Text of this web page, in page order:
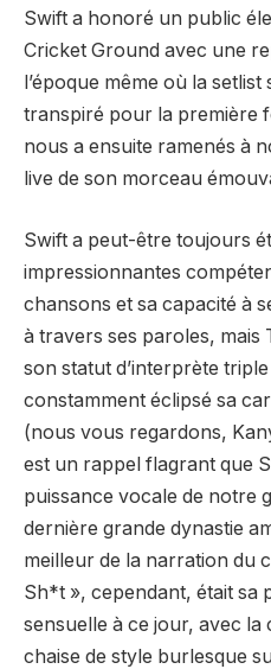
Swift a honoré un public
Cricket Ground avec une
l’époque même où la
transpiré pour la première
nous a ensuite ramenés à
live de son morceau
Swift a peut-être toujours
impressionnantes
chansons et sa capacité à
à travers ses paroles,
son statut d’interprète
constamment éclipsé sa
(nous vous regardons,
est un rappel flagrant que
puissance vocale de notre
dernière grande dynastie
meilleur de la narration du
Sh*t », cependant, était sa
sensuelle à ce jour, avec
chaise de style burlesque